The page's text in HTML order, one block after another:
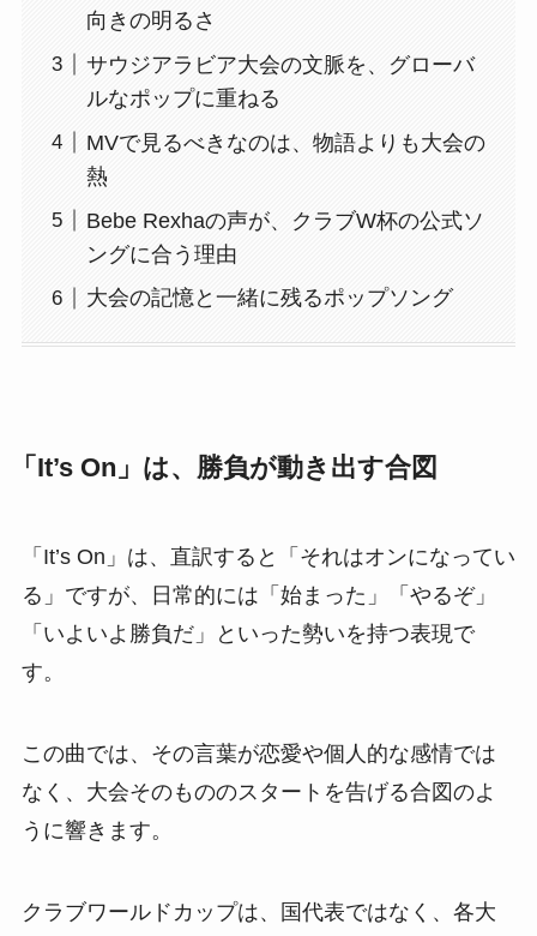
向きの明るさ
サウジアラビア大会の文脈を、グローバ
ルなポップに重ねる
MVで見るべきなのは、物語よりも大会の
熱
Bebe Rexhaの声が、クラブW杯の公式ソ
ングに合う理由
大会の記憶と一緒に残るポップソング
「It’s On」は、勝負が動き出す合図
「It’s On」は、直訳すると「それはオンになってい
る」ですが、日常的には「始まった」「やるぞ」
「いよいよ勝負だ」といった勢いを持つ表現で
す。
この曲では、その言葉が恋愛や個人的な感情では
なく、大会そのもののスタートを告げる合図のよ
うに響きます。
クラブワールドカップは、国代表ではなく、各大